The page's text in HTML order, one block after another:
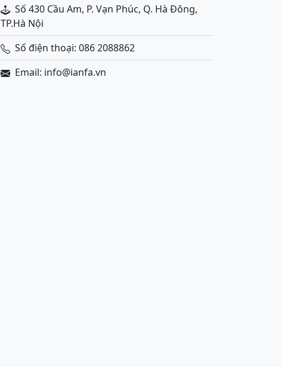
Số 430 Cầu Am, P. Vạn Phúc, Q. Hà Đông,
TP.Hà Nội
Số điện thoại: 086 2088862
Email: info@ianfa.vn